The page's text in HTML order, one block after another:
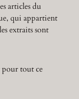
articles du
qui appartient
extraits sont
tout ce